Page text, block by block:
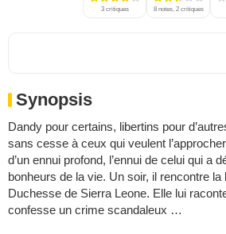
3 critiques 8 notes, 2 critiques
Synopsis
Dandy pour certains, libertins pour
sans cesse à ceux qui veulent
d’un ennui profond, l’ennui de celui qui a
bonheurs de la vie. Un soir, il rencontre la
Duchesse de Sierra Leone. Elle lui
confesse un crime scandaleux …